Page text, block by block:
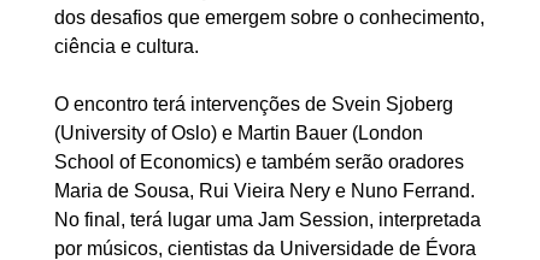
dos desafios que emergem sobre o conhecimento,
ciência e cultura.
O encontro terá intervenções de Svein Sjoberg
(University of Oslo) e Martin Bauer (London
School of Economics) e também serão oradores
Maria de Sousa, Rui Vieira Nery e Nuno Ferrand.
No final, terá lugar uma Jam Session, interpretada
por músicos, cientistas da Universidade de Évora